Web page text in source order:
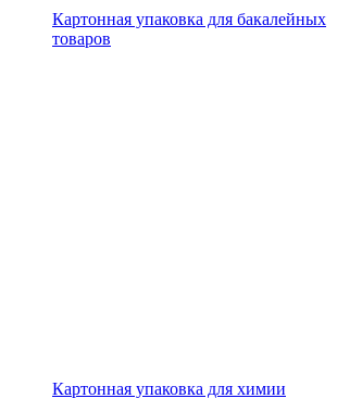
Картонная упаковка для бакалейных
товаров
Картонная упаковка для химии